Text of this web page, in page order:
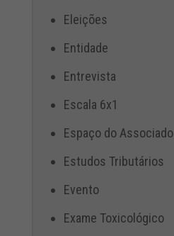
Eleições
Entidade
Entrevista
Escala 6x1
Espaço do Associado
Estudos Tributários
Evento
Exame Toxicológico